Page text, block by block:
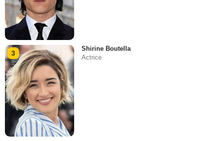
3
Shirine Boutella
Actrice